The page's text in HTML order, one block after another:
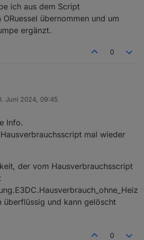
ich aus dem Script
übernommen und um
ergänzt.
0
Wallbox Script, da ist es dann besser
können so diesen Wert
habe ich aus dem Script
von ORuessel übernommen und um
Juni 2024, 09:45
von
Info.
mal wieder
der vom Hausverbrauchsscript
überflüssig und kann gelöscht
0